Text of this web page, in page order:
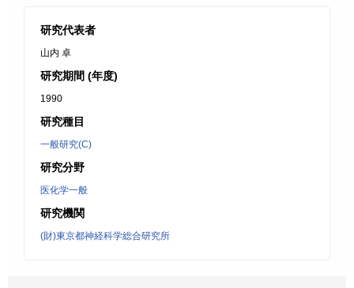
研究代表者
山内 卓
研究期間 (年度)
1990
研究種目
一般研究(C)
研究分野
医化学一般
研究機関
(財)東京都神経科学総合研究所